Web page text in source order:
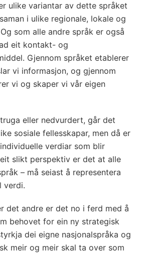
ulike variantar av dette språket
i ulike regionale, lokale og
som alle andre språk er også
eit kontakt- og
Gjennom språket etablerer
vi informasjon, og gjennom
vi og skaper vi vår eigen
eller nedvurdert, går det
sosiale fellesskapar, men då er
verdiar som blir
slikt perspektiv er det at alle
– må seiast å representera
verdi.
det andre er det no i ferd med å
behovet for ein ny strategisk
dei eigne nasjonalspråka og
meir og meir skal ta over som